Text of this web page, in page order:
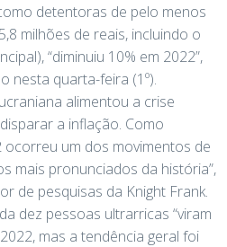
detentoras de pelo menos
milhões de reais, incluindo o
“diminuiu 10% em 2022”,
nesta quarta-feira (1º).
alimentou a crise
a inflação. Como
um dos movimentos de
mais pronunciados da história”,
de pesquisas da Knight Frank.
dez pessoas ultrarricas “viram
mas a tendência geral foi